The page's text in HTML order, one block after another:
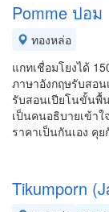
Pomme ปอม
ทองหล่อ
แกทเชื่อมโยงได้
ภาษาอังกฤษรับสอ
รับสอนเปียโนขั้นพื้
เป็นคนอธิบายเข้าใ
ราคาเป็นกันเอง คุ
Tikumporn